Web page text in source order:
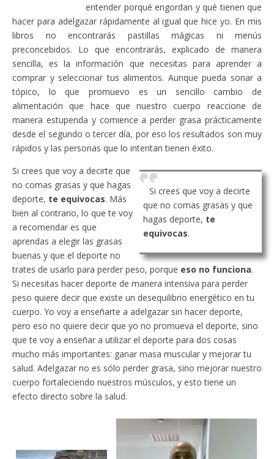
entender porqué engordan y qué tienen que
hacer para adelgazar rápidamente al igual que hice yo. En mis
libros no encontrarás pastillas mágicas ni menús
preconcebidos. Lo que encontrarás, explicado de manera
sencilla, es la información que necesitas para aprender a
comprar y seleccionar tus alimentos. Aunque pueda sonar a
tópico, lo que promuevo es un sencillo cambio de
alimentación que hace que nuestro cuerpo reaccione de
manera estupenda y comience a perder grasa prácticamente
desde el segundo o tercer día, por eso los resultados son muy
rápidos y las personas que lo intentan tienen éxito.
Si crees que voy a decirte
que no comas grasas y que
hagas deporte, te
equivocas.
Si crees que voy a decirte que
no comas grasas y que hagas
deporte, te equivocas. Más
bien al contrario, lo que te voy
a recomendar es que
aprendas a elegir las grasas
buenas y que el deporte no
trates de usarlo para perder peso, porque eso no funciona.
Si necesitas hacer deporte de manera intensiva para perder
peso quiere decir que existe un desequilibrio energético en tu
cuerpo. Yo voy a enseñarte a adelgazar sin hacer deporte,
pero eso no quiere decir que yo no promueva el deporte, sino
que te voy a enseñar a utilizar el deporte para dos cosas
mucho más importantes: ganar masa muscular y mejorar tu
salud. Adelgazar no es sólo perder grasa, sino mejorar nuestro
cuerpo fortaleciendo nuestros músculos, y esto tiene un
efecto directo sobre la salud.